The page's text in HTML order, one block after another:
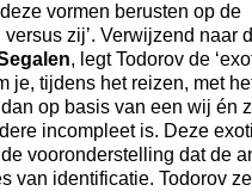
vormen berusten op de
zij’. Verwijzend naar
, legt Todorov de
je, tijdens het reizen, met
op basis van een wij én
incompleet is. Deze
vooronderstelling dat de
van identificatie. Todorov